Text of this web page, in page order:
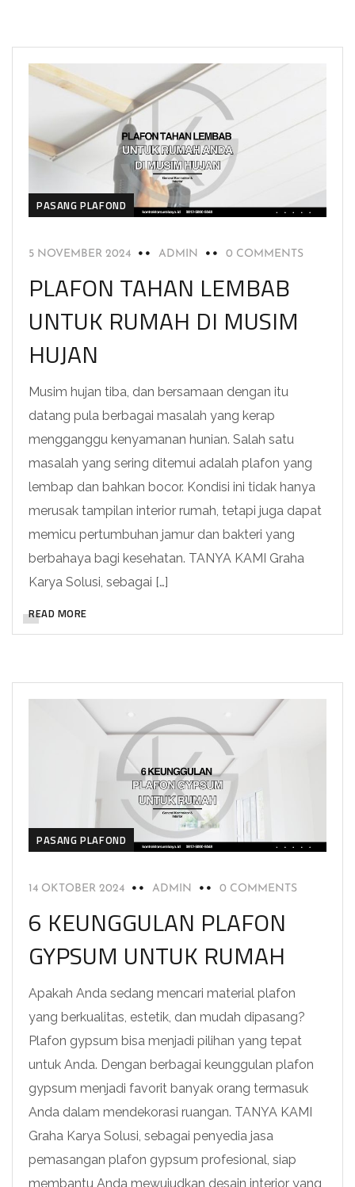
PASANG PLAFOND
5 NOVEMBER 2024 ADMIN 0 COMMENTS
PLAFON TAHAN LEMBAB
UNTUK RUMAH DI MUSIM
HUJAN
Musim hujan tiba, dan bersamaan dengan itu
datang pula berbagai masalah yang kerap
mengganggu kenyamanan hunian. Salah satu
masalah yang sering ditemui adalah plafon yang
lembap dan bahkan bocor. Kondisi ini tidak hanya
merusak tampilan interior rumah, tetapi juga dapat
memicu pertumbuhan jamur dan bakteri yang
berbahaya bagi kesehatan. TANYA KAMI Graha
Karya Solusi, sebagai […]
READ MORE
PASANG PLAFOND
14 OKTOBER 2024 ADMIN 0 COMMENTS
6 KEUNGGULAN PLAFON
GYPSUM UNTUK RUMAH
Apakah Anda sedang mencari material plafon
yang berkualitas, estetik, dan mudah dipasang?
Plafon gypsum bisa menjadi pilihan yang tepat
untuk Anda. Dengan berbagai keunggulan plafon
gypsum menjadi favorit banyak orang termasuk
Anda dalam mendekorasi ruangan. TANYA KAMI
Graha Karya Solusi, sebagai penyedia jasa
pemasangan plafon gypsum profesional, siap
membantu Anda mewujudkan desain interior yang